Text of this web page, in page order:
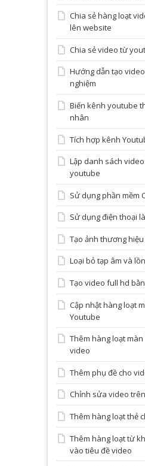
Chia sẻ hàng loạt
lên website
Chia sẻ video từ
Hướng dẫn tạo
nghiệm
Biến kênh youtube
nhân
Tích hợp kênh
Lập danh sách
youtube
Sử dụng phần mềm
Sử dụng điện thoại
Tạo ảnh thương
Loại bỏ tạp âm và
Tạo video full hd
Cập nhật hàng loạt
Youtube
Thêm hàng loạt
video
Thêm phụ đề cho
Chỉnh sửa video
Thêm hàng loạt thẻ
Thêm hàng loạt từ
vào tiêu đề video